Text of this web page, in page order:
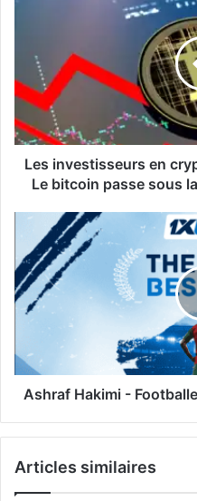
monnaies
sous
le
choc
Le
bitcoin
passe
barre
des
90
000
dollars
Les investisseurs en
Le bitcoin passe sous
Ashraf
Hakimi
Footballeur
africain
de
l'année
2025
Ashraf Hakimi -
Articles similaires